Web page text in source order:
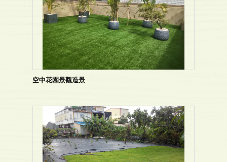
空中花園景觀造景